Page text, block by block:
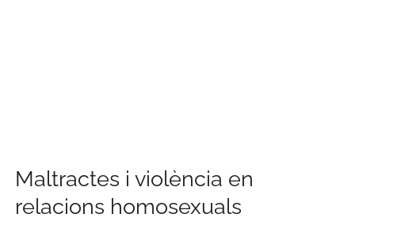
Maltractes i violència en
relacions homosexuals